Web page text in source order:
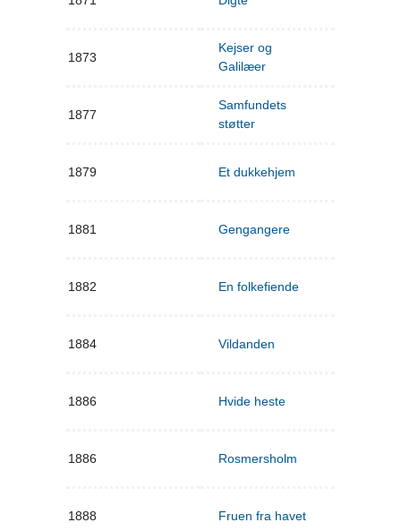
1873
Kejser og
Galilæer
1877
Samfundets
støtter
1879 Et dukkehjem
1881 Gengangere
1882 En folkefiende
1884 Vildanden
1886 Hvide heste
1886 Rosmersholm
1888 Fruen fra havet